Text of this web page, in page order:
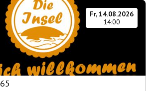
Fr, 14.08.2026
14:00
65